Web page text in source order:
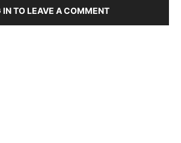
IN TO LEAVE A COMMENT